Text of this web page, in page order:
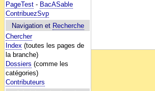
PageTest - BacASable
ContribuezSvp
Navigation et Recherche
Chercher
Index (toutes les pages de
la branche)
Dossiers (comme les
catégories)
Contributeurs